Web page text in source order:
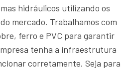
hidráulicos utilizando os
mercado. Trabalhamos com
ferro e PVC para garantir
tenha a infraestrutura
corretamente. Seja para